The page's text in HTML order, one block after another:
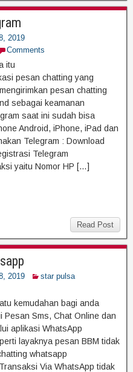
2019
Comments
itu
pesan chatting yang
pesan chatting
sebagai keamanan
saat ini sudah bisa
Android, iPhone, iPad dan
Telegram : Download
Telegram
yaitu Nomor HP […]
Read Post
2019
star pulsa
kemudahan bagi anda
Pesan Sms, Chat Online dan
aplikasi WhatsApp
layaknya pesan BBM tidak
whatsapp
Via WhatsApp tidak